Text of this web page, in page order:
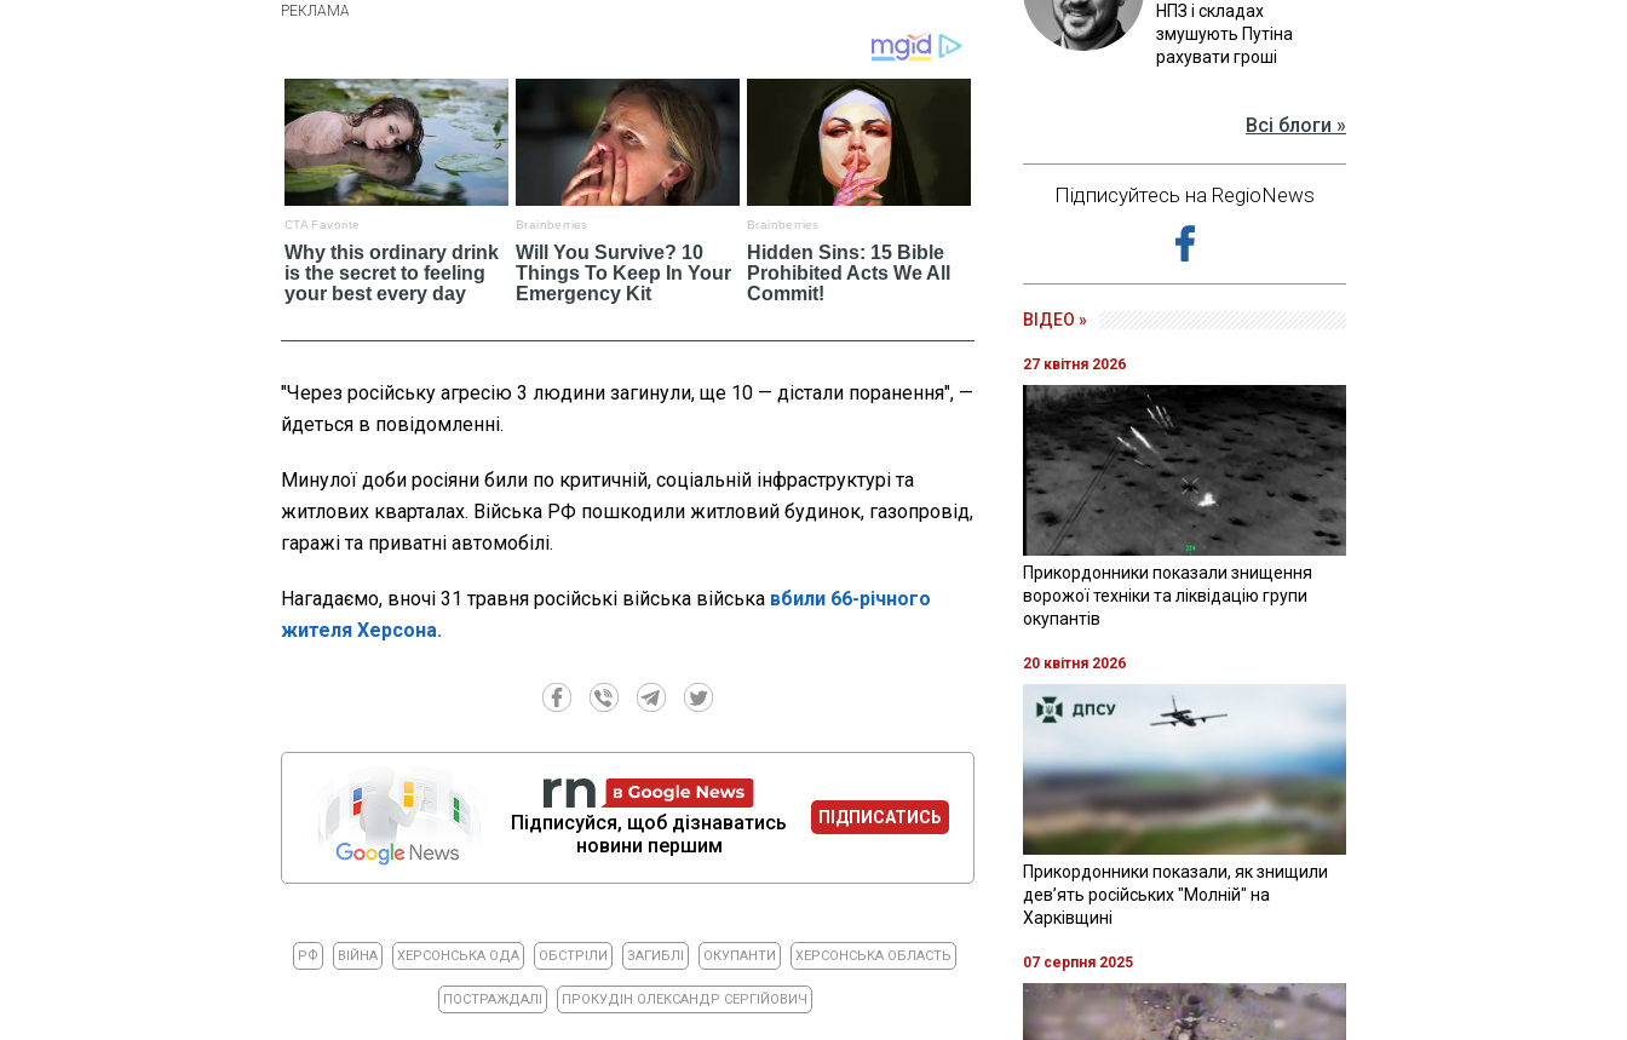
"Через російську агресію 3 людини загинули, ще 10 — дістали поранення", —
йдеться в повідомленні.
Минулої доби росіяни били по критичній, соціальній інфраструктурі та
житлових кварталах. Війська РФ пошкодили житловий будинок, газопровід,
гаражі та приватні автомобілі.
Нагадаємо, вночі 31 травня російські війська війська вбили 66-річного
жителя Херсона.
Підписуйся, щоб дізнаватись
новини першим
ПІДПИСАТИСЬ
РФ ВІЙНА ХЕРСОНСЬКА ОДА ОБСТРІЛИ ЗАГИБЛІ ОКУПАНТИ ХЕРСОНСЬКА ОБЛАСТЬ
ПОСТРАЖДАЛІ ПРОКУДІН ОЛЕКСАНДР СЕРГІЙОВИЧ
НПЗ і складах
змушують Путіна
рахувати гроші
Всі блоги »
Підписуйтесь на RegioNews
ВІДЕО »
27 квітня 2026
Прикордонники показали знищення
ворожої техніки та ліквідацію групи
окупантів
20 квітня 2026
Прикордонники показали, як знищили
девʼять російських "Молній" на
Харківщині
07 серпня 2025